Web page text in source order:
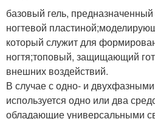
базовый гель,
ногтевой
который служит для
ногтя;топовый, защищающий
внешних воздействий.
В случае с одно- и
используется одно или два
обладающие универсальными